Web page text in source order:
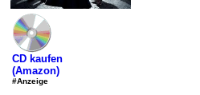
CD kaufen
(Amazon)
#Anzeige